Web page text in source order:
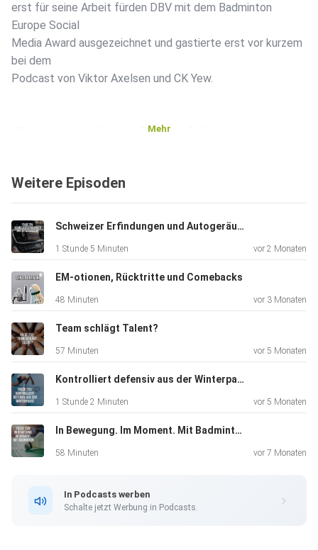
erst für seine Arbeit fürden DBV mit dem Badminton
Europe Social
Media Award ausgezeichnet und gastierte erst vor kurzem
bei dem
Podcast von Viktor Axelsen und CK Yew.
Wir räumen aber direkt zu Beginn auf: Hinter den
Rampenlicht
kreative Maschine im Hintergrund unzählige Stunden
investiert,
damit unser Sport so gut aussieht, wie er es verdient. Ganz
aktuell: Ihr neuer 45-minütiger Vlog über den
Badmintonstützpunkt in Nürnberg– ein Mammutprojekt,
Kai und Tobi natürlich brennend interessiert, da es ihre
Arbeitsstätte genauer unter die Lupe nimmt.
Thomas will aber auch über die Dinge reden, die wehtun.
dem deutschen Badminton wirklich, um die Hallen
vollzumachen?
Was braucht es um mehr Leute zu einem Final Four oder
Mehr
Weitere Episoden
Schweizer Erfindungen und Autogeräusche
1 Stunde 5 Minuten vor 2 Monaten
EM-otionen, Rücktritte und Comebacks
48 Minuten vor 3 Monaten
Team schlägt Talent?
57 Minuten vor 5 Monaten
Kontrolliert defensiv aus der Winterpause
1 Stunde 2 Minuten vor 5 Monaten
In Bewegung. Im Moment. Mit Badminton
58 Minuten vor 7 Monaten
In Podcasts werben
Schalte jetzt Werbung in Podcasts.